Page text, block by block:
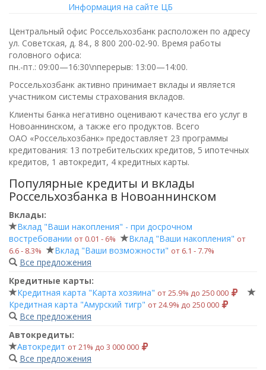
Информация на сайте ЦБ
Центральный офис Россельхозбанк расположен по адресу
ул. Советская, д. 84., 8 800 200-02-90. Время работы
головного офиса:
пн.-пт.: 09:00—16:30\nперерыв: 13:00—14:00.
Россельхозбанк активно принимает вклады и является
участником системы страхования вкладов.
Клиенты банка негативно оценивают качества его услуг в
Новоаннинском, а также его продуктов. Всего
ОАО «Россельхозбанк» предоставляет 23 программы
кредитования: 13 потребительских кредитов, 5 ипотечных
кредитов, 1 автокредит, 4 кредитных карты.
Популярные кредиты и вклады
Россельхозбанка в Новоаннинском
Вклады:
Вклад "Ваши накопления" - при досрочном
востребовании от 0.01 ‑ 6% Вклад "Ваши накопления" от
6.6 ‑ 8.3%
Вклад "Ваши возможности" от 6.1 ‑ 7.7%
Все предложения
Кредитные карты:
Кредитная карта "Карта хозяина" от 25.9% до 250 000
Кредитная карта "Амурский тигр" от 24.9% до 250 000
Все предложения
Автокредиты:
Автокредит от 21% до 3 000 000
Все предложения